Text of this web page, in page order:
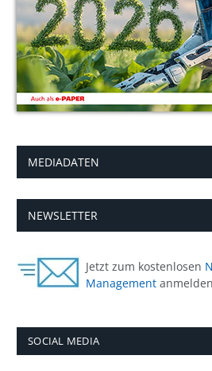
MEDIADATEN
NEWSLETTER
Jetzt zum kostenlosen
Management
SOCIAL MEDIA